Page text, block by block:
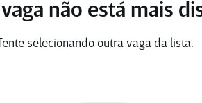
vaga não está mais
Tente selecionando outra vaga da lista.